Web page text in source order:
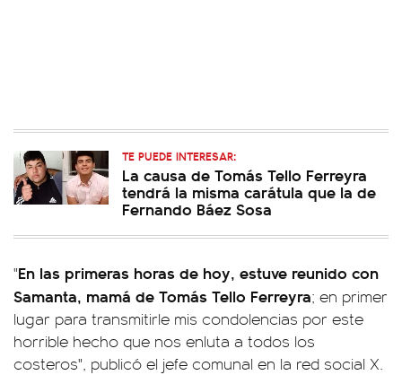
TE PUEDE INTERESAR:
La causa de Tomás Tello Ferreyra
tendrá la misma carátula que la de
Fernando Báez Sosa
"En las primeras horas de hoy, estuve reunido con
Samanta, mamá de Tomás Tello Ferreyra; en primer
lugar para transmitirle mis condolencias por este
horrible hecho que nos enluta a todos los
costeros", publicó el jefe comunal en la red social X.